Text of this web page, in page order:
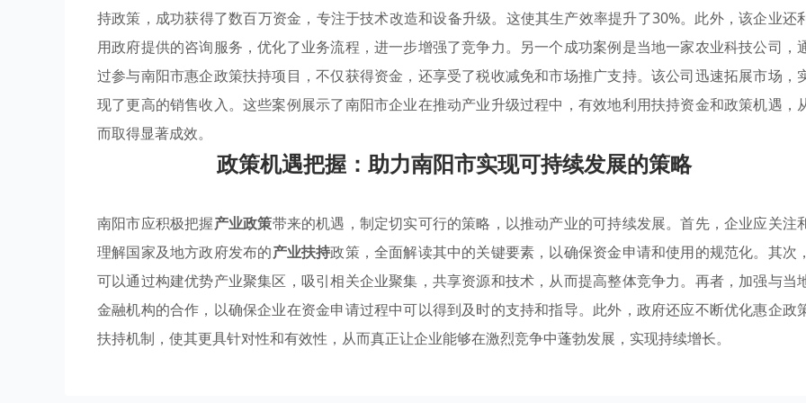
持政策，成功获得了数百万资金，专注于技术改造和设备升级。这使其生产效率提升了30%。此外，该企业还
用政府提供的咨询服务，优化了业务流程，进一步增强了竞争力。另一个成功案例是当地一家农业科技公司，
过参与南阳市惠企政策扶持项目，不仅获得资金，还享受了税收减免和市场推广支持。该公司迅速拓展市场，
现了更高的销售收入。这些案例展示了南阳市企业在推动产业升级过程中，有效地利用扶持资金和政策机遇，
而取得显著成效。
政策机遇把握：助力南阳市实现可持续发展的策略
南阳市应积极把握产业政策带来的机遇，制定切实可行的策略，以推动产业的可持续发展。首先，企业应关注
理解国家及地方政府发布的产业扶持政策，全面解读其中的关键要素，以确保资金申请和使用的规范化。其次，
可以通过构建优势产业聚集区，吸引相关企业聚集，共享资源和技术，从而提高整体竞争力。再者，加强与当
金融机构的合作，以确保企业在资金申请过程中可以得到及时的支持和指导。此外，政府还应不断优化惠企政
扶持机制，使其更具针对性和有效性，从而真正让企业能够在激烈竞争中蓬勃发展，实现持续增长。